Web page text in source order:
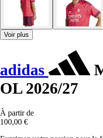
Voir plus
adidas
OL 2026/27
À partir de
100,00 €